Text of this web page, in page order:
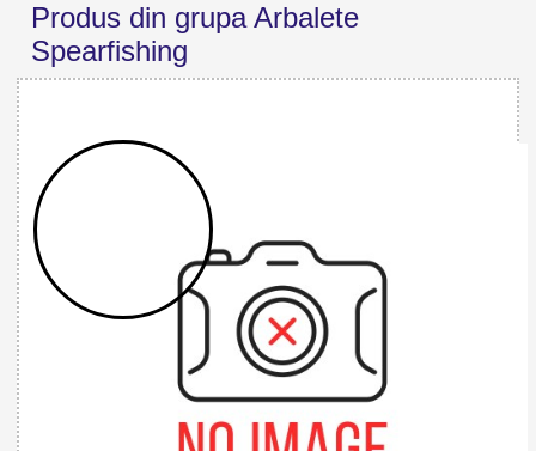
Produs din grupa Arbalete
Spearfishing